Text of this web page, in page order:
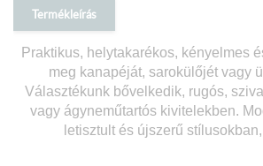
Termékleírás
Praktikus, helytakarékos, kényelmes
meg kanapéját, sarokülőjét vagy
Választékunk bővelkedik, rugós,
vagy ágyneműtartós kivitelekben.
letisztult és újszerű